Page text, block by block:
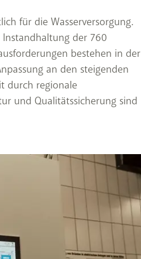
für die Wasserversorgung.
der 760
bestehen in der
an den steigenden
durch regionale
und Qualitätssicherung sind